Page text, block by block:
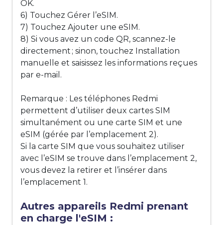
OK.
6) Touchez Gérer l’eSIM.
7) Touchez Ajouter une eSIM.
8) Si vous avez un code QR, scannez-le
directement ; sinon, touchez Installation
manuelle et saisissez les informations reçues
par e-mail.
Remarque : Les téléphones Redmi
permettent d’utiliser deux cartes SIM
simultanément ou une carte SIM et une
eSIM (gérée par l’emplacement 2).
Si la carte SIM que vous souhaitez utiliser
avec l’eSIM se trouve dans l’emplacement 2,
vous devez la retirer et l’insérer dans
l’emplacement 1.
Autres appareils Redmi prenant
en charge l'eSIM :